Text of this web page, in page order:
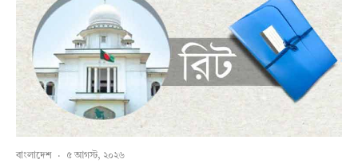
বাংলাদেশ · ৫ আগস্ট, ২০২৬